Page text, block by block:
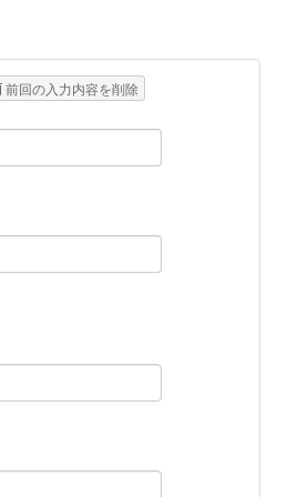
前回の入力内容を削除